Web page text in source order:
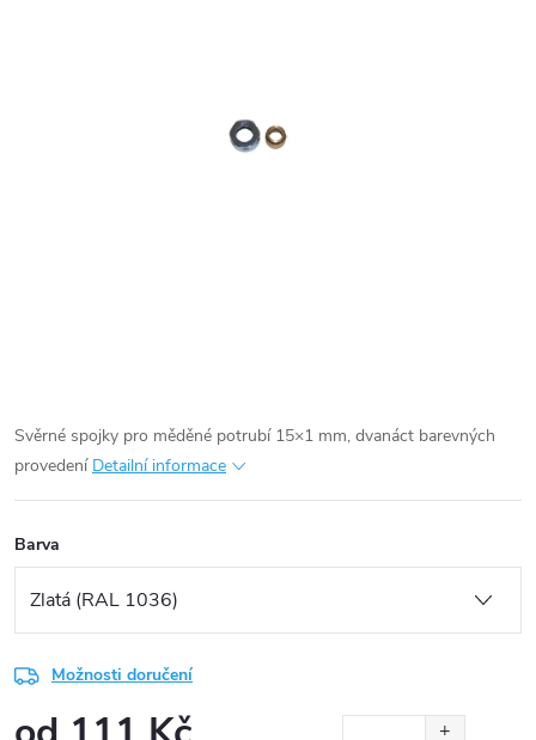
Svěrné spojky pro měděné potrubí 15×1 mm, dvanáct barevných
provedení Detailní informace
Barva
Možnosti doručení